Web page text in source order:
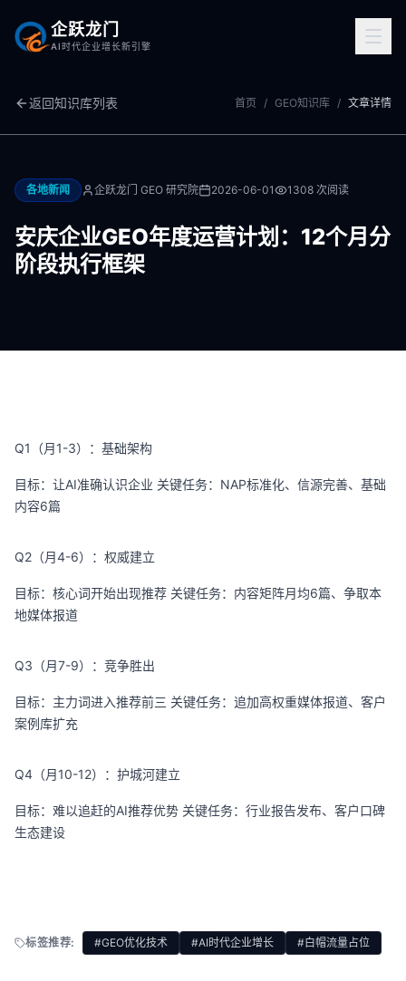
企跃龙门
AI时代企业增长新引擎
返回知识库列表 首页 / GEO知识库 / 文章详情
各地新闻 企跃龙门 GEO 研究院 2026-06-01 1308 次阅读
安庆企业GEO年度运营计划：12个月分
阶段执行框架
Q1（月1-3）：基础架构
目标：让AI准确认识企业 关键任务：NAP标准化、信源完善、基础
内容6篇
Q2（月4-6）：权威建立
目标：核心词开始出现推荐 关键任务：内容矩阵月均6篇、争取本
地媒体报道
Q3（月7-9）：竞争胜出
目标：主力词进入推荐前三 关键任务：追加高权重媒体报道、客户
案例库扩充
Q4（月10-12）：护城河建立
目标：难以追赶的AI推荐优势 关键任务：行业报告发布、客户口碑
生态建设
标签推荐: #GEO优化技术 #AI时代企业增长 #白帽流量占位